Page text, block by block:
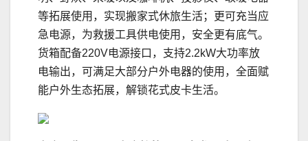
等拓展使用，实现搬家式休旅生活；更可充当应
急电源，为救援工具供电使用，安全更有底气。
货箱配备220V电源接口，支持2.2kW大功率放
电输出，可满足大部分户外电器的使用，全面赋
能户外生态拓展，解锁花式皮卡生活。